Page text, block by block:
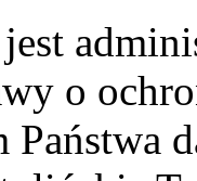
jest
o